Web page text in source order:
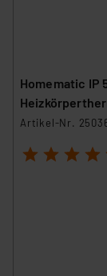
Homematic IP
Artikel-Nr.
1 2 3 4